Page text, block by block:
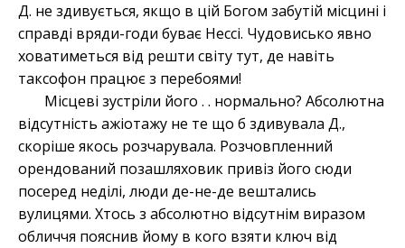
Д. не здивується, якщо в цій Богом забутій місцині і
справді вряди-годи буває Нессі. Чудовисько явно
ховатиметься від решти світу тут, де навіть
таксофон працює з перебоями!
Місцеві зустріли його . . нормально? Абсолютна
відсутність ажіотажу не те що б здивувала Д.,
скоріше якось розчарувала. Розчовпленний
орендований позашляховик привіз його сюди
посеред неділі, люди де-не-де вештались
вулицями. Хтось з абсолютно відсутнім виразом
обличчя пояснив йому в кого взяти ключ від